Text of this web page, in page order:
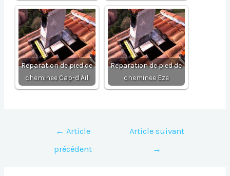
Reparation de pied de
cheminee Cap-d Ail
Reparation de pied de
cheminee Eze
Navigation
l’article
← Article
précédent
Article suivant
→